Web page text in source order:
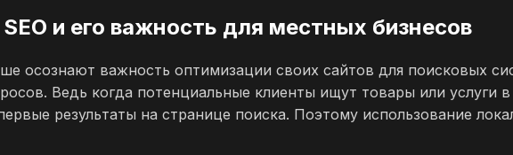
и его важность для местных бизнесов
осознают важность оптимизации своих сайтов для поисковых
Ведь когда потенциальные клиенты ищут товары или услуги
результаты на странице поиска. Поэтому использование